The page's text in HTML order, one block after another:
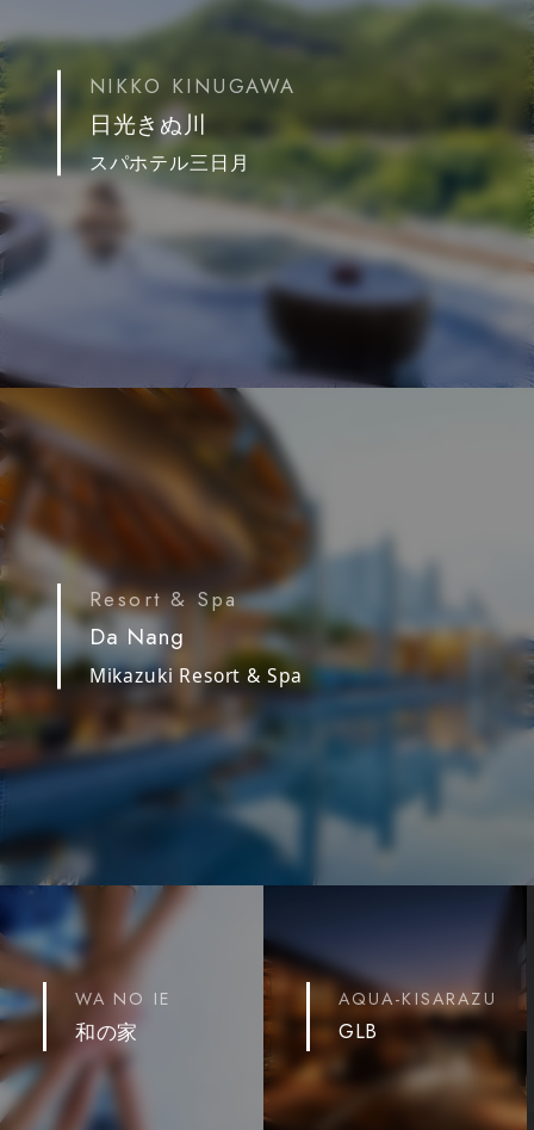
NIKKO KINUGAWA
日光きぬ川
スパホテル三日月
Resort & Spa
Da Nang
Mikazuki Resort & Spa
WA NO IE
和の家
AQUA-KISARAZU
GLB